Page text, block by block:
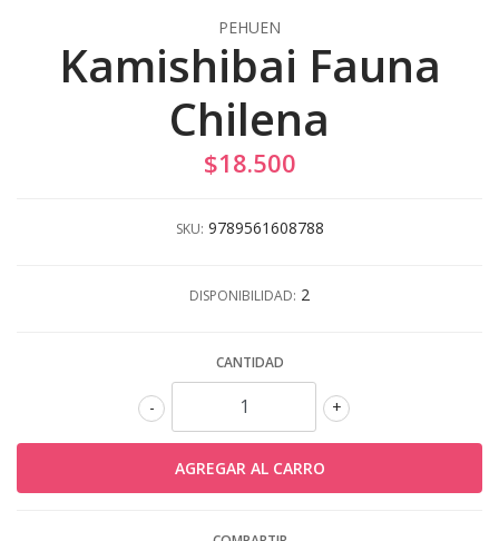
PEHUEN
Kamishibai Fauna
Chilena
$18.500
SKU: 9789561608788
DISPONIBILIDAD: 2
CANTIDAD
+
-